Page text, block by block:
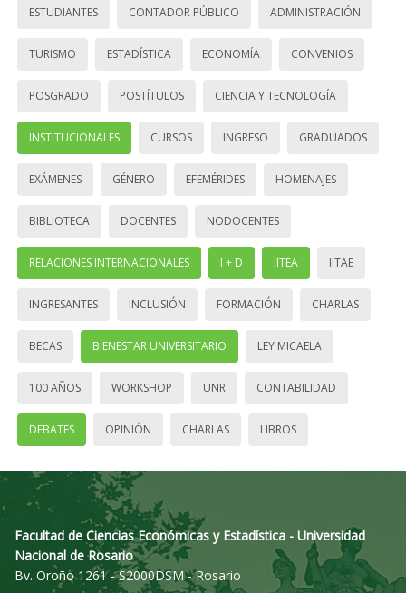
ESTUDIANTES CONTADOR PÚBLICO ADMINISTRACIÓN
TURISMO ESTADÍSTICA ECONOMÍA CONVENIOS
POSGRADO POSTÍTULOS CIENCIA Y TECNOLOGÍA
INSTITUCIONALES CURSOS INGRESO GRADUADOS
EXÁMENES GÉNERO EFEMÉRIDES HOMENAJES
BIBLIOTECA DOCENTES NODOCENTES
RELACIONES INTERNACIONALES I + D IITEA IITAE
INGRESANTES INCLUSIÓN FORMACIÓN CHARLAS
BECAS BIENESTAR UNIVERSITARIO LEY MICAELA
100 AÑOS WORKSHOP UNR CONTABILIDAD
DEBATES OPINIÓN CHARLAS LIBROS
Facultad de Ciencias Económicas y Estadística - Universidad
Nacional de Rosario
Bv. Oroño 1261 - S2000DSM - Rosario